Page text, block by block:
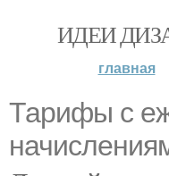
ИДЕИ
главная
Тарифы с